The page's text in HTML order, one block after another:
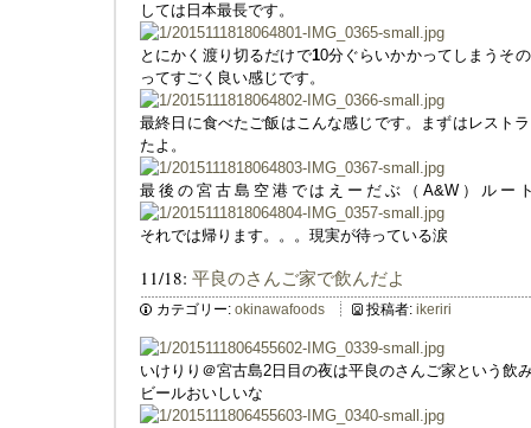
しては日本最長です。
とにかく渡り切るだけで10分ぐらいかかってしまうそ
ってすごく良い感じです。
最終日に食べたご飯はこんな感じです。まずはレスト
たよ。
最後の宮古島空港ではえーだぶ（A&W）ルー
それでは帰ります。。。現実が待っている涙
11/18: 平良のさんご家で飲んだよ
カテゴリー: okinawafoods 投稿者: ikeriri
いけりり＠宮古島2日目の夜は平良のさんご家という飲
ビールおいしいな